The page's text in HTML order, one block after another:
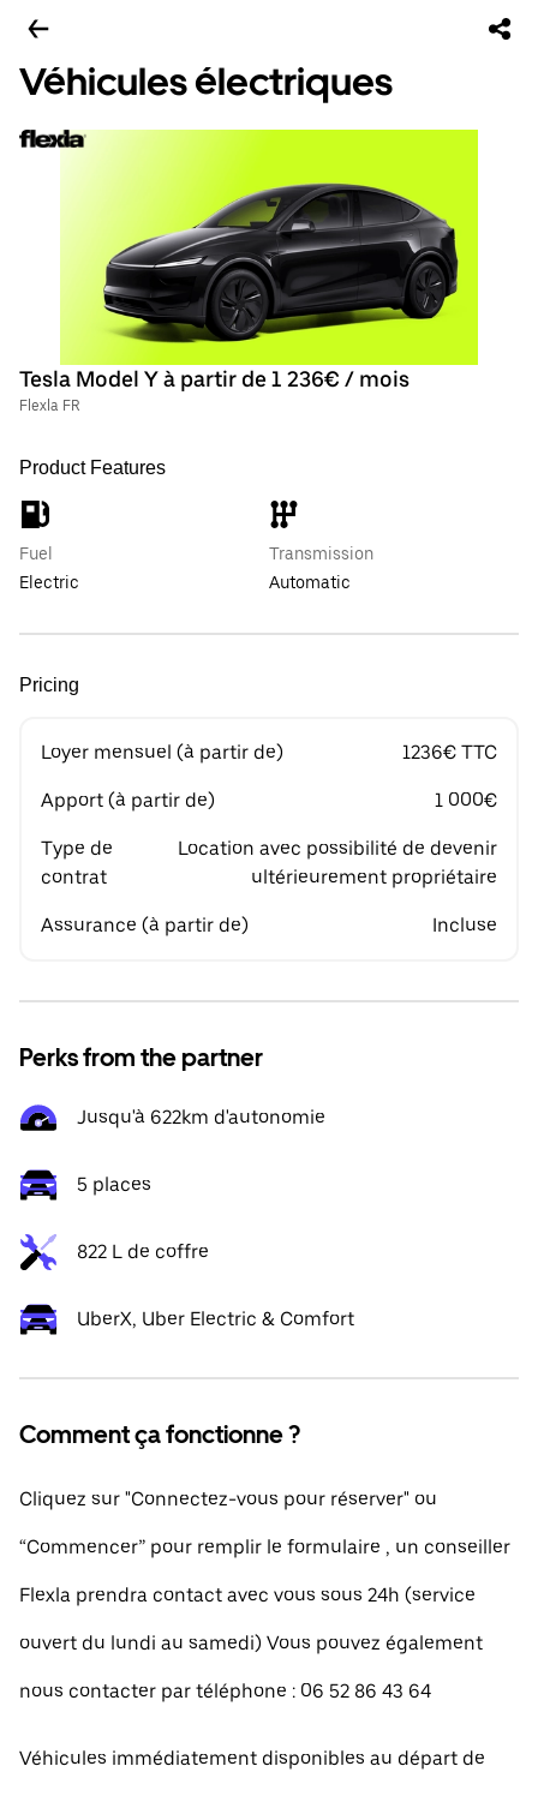
Véhicules électriques
Tesla Model Y à partir de 1 236€ / mois
Flexla FR
Product Features
Fuel
Electric
Transmission
Automatic
Pricing
Loyer mensuel (à partir de) 1236€ TTC
Apport (à partir de) 1 000€
Type de
contrat
Location avec possibilité de devenir
ultérieurement propriétaire
Assurance (à partir de) Incluse
Perks from the partner
Jusqu'à 622km d'autonomie
5 places
822 L de coffre
UberX, Uber Electric & Comfort
Comment ça fonctionne ?
Cliquez sur "Connectez-vous pour réserver" ou
“Commencer” pour remplir le formulaire , un conseiller
Flexla prendra contact avec vous sous 24h (service
ouvert du lundi au samedi) Vous pouvez également
nous contacter par téléphone : 06 52 86 43 64
Véhicules immédiatement disponibles au départ de